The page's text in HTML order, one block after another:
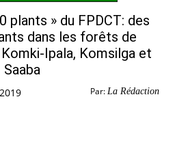
plants » du FPDCT: des
dans les forêts de
Ipala, Komsilga et
Saaba
Par: La Rédaction